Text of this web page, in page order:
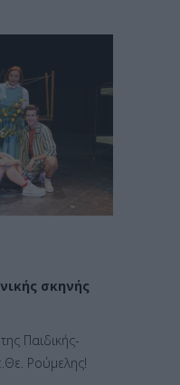
σκηνής
Παιδικής-
Ρούμελης!